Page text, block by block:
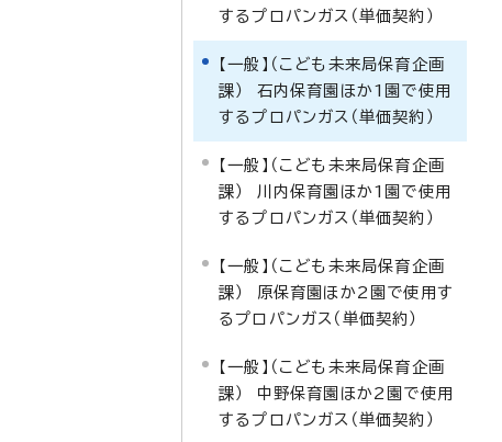
するプロパンガス（単価契約）
【一般】（こども未来局保育企画
課） 石内保育園ほか1園で使用
するプロパンガス（単価契約）
【一般】（こども未来局保育企画
課） 川内保育園ほか1園で使用
するプロパンガス（単価契約）
【一般】（こども未来局保育企画
課） 原保育園ほか2園で使用す
るプロパンガス（単価契約）
【一般】（こども未来局保育企画
課） 中野保育園ほか2園で使用
するプロパンガス（単価契約）